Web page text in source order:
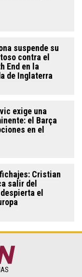
suspende su
contra el
End en la
de Inglaterra
exige una
el Barça
en el
Cristian
salir del
el